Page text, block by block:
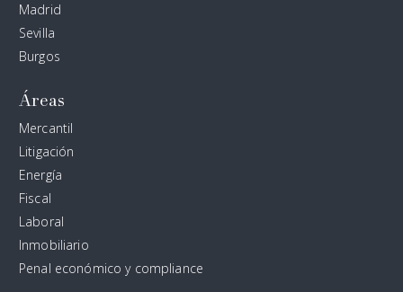
Madrid
Sevilla
Burgos
Áreas
Mercantil
Litigación
Energía
Fiscal
Laboral
Inmobiliario
Penal económico y compliance